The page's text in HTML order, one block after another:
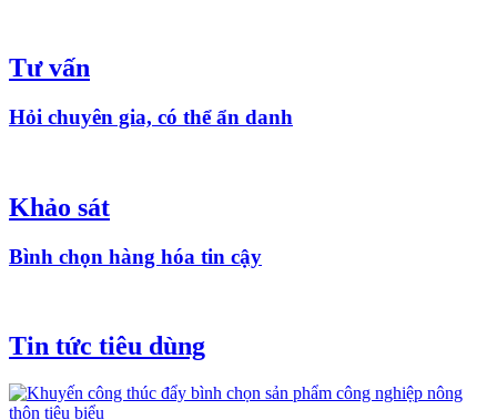
Tư vấn
Hỏi chuyên gia, có thể ẩn danh
Khảo sát
Bình chọn hàng hóa tin cậy
Tin tức tiêu dùng